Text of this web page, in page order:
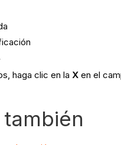
haga clic en laX en el